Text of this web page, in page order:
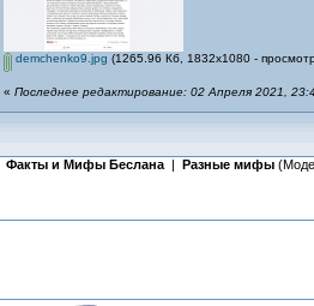
demchenko9.jpg (1265.96 Кб, 1832x1080 -
« Последнее редактирование: 02 Апреля 2021,
Факты и Мифы Беслана| Разные мифы